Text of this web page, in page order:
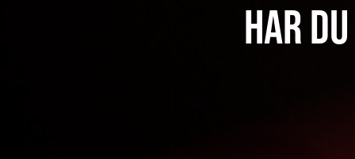
Har